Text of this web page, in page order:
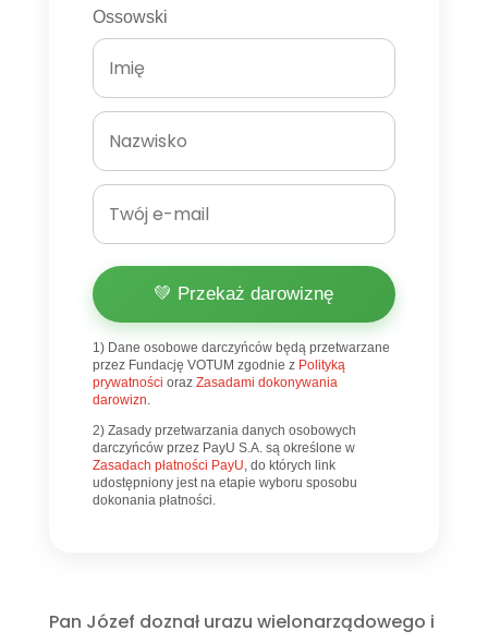
Ossowski
💚 Przekaż darowiznę
1) Dane osobowe darczyńców będą przetwarzane
przez Fundację VOTUM zgodnie z Polityką
prywatności oraz Zasadami dokonywania
darowizn.
2) Zasady przetwarzania danych osobowych
darczyńców przez PayU S.A. są określone w
Zasadach płatności PayU, do których link
udostępniony jest na etapie wyboru sposobu
dokonania płatności.
Pan Józef doznał urazu wielonarządowego i